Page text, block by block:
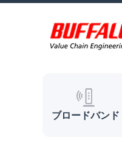
ブロードバンド